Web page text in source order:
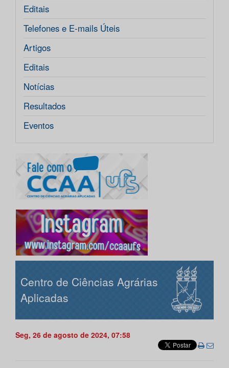
Editais
Telefones e E-mails Úteis
Artigos
Editais
Notícias
Resultados
Eventos
Centro de Ciências Agrárias
Aplicadas
Seg, 26 de agosto de 2024, 07:58